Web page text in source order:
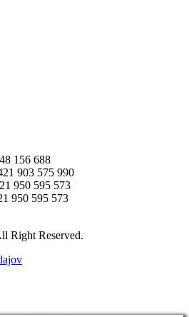
156 688
903 575 990
950 595 573
950 595 573
Right Reserved.